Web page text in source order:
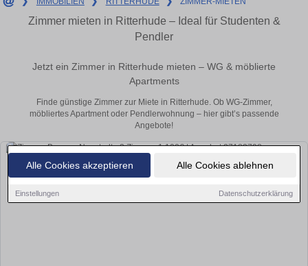
Alle Cookies akzeptieren Alle Cookies ablehnen
Einstellungen Datenschutzerklärung
Zimmer mieten in Ritterhude – Ideal für Studenten &
Pendler
Jetzt ein Zimmer in Ritterhude mieten – WG & möblierte
Apartments
Finde günstige Zimmer zur Miete in Ritterhude. Ob WG-Zimmer,
möbliertes Apartment oder Pendlerwohnung – hier gibt’s passende
Angebote!